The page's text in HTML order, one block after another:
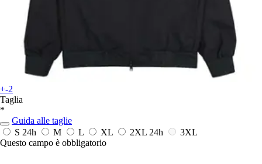
+-2
Taglia
*
Guida alle taglie
S 24h M L XL 2XL 24h
3XL
Questo campo è obbligatorio